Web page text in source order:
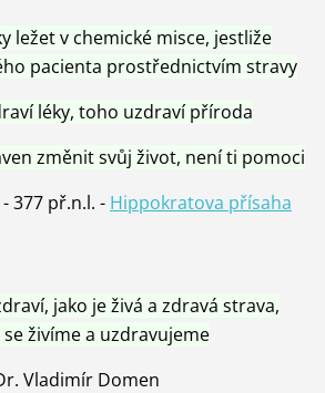
ležet v chemické misce, jestliže
pacienta prostřednictvím stravy
léky, toho uzdraví příroda
změnit svůj život, není ti pomoci
377 př.n.l. - Hippokratova přísaha
jako je živá a zdravá strava,
živíme a uzdravujeme
Vladimír Domen